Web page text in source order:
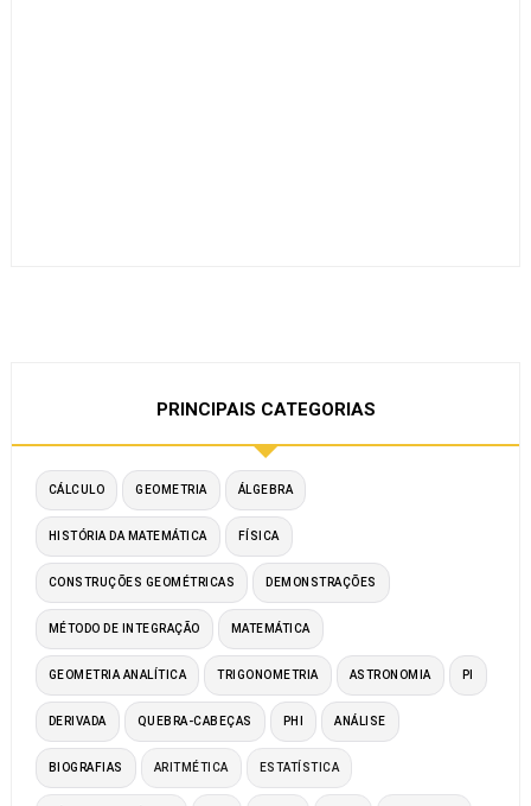
PRINCIPAIS CATEGORIAS
CÁLCULO GEOMETRIA ÁLGEBRA
HISTÓRIA DA MATEMÁTICA FÍSICA
CONSTRUÇÕES GEOMÉTRICAS DEMONSTRAÇÕES
MÉTODO DE INTEGRAÇÃO MATEMÁTICA
GEOMETRIA ANALÍTICA TRIGONOMETRIA ASTRONOMIA PI
DERIVADA QUEBRA-CABEÇAS PHI ANÁLISE
BIOGRAFIAS ARITMÉTICA ESTATÍSTICA